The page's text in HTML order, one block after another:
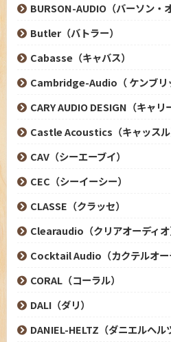
BURSON-AUDIO（バーソン・
Butler（バトラー）
Cabasse（キャバス）
Cambridge-Audio（ ケンブリ
CARY AUDIO DESIGN（キャリ
Castle Acoustics（キャッスル
CAV（シーエーブイ）
CEC（シーイーシー）
CLASSE（クラッセ）
Clearaudio（クリアオーディオ
Cocktail Audio（カクテルオー
CORAL（コーラル）
DALI（ダリ）
DANIEL-HELTZ（ダニエルヘル